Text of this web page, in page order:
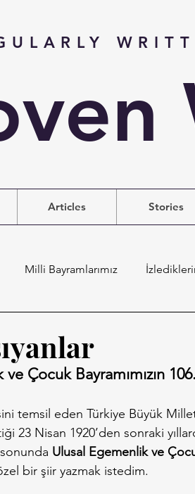
Articles Stories
Milli Bayramlarımız
Çocuk Bayramımızın
temsil eden Türkiye Büyük
23 Nisan 1920’den sonraki
Ulusal Egemenlik ve
bir şiir yazmak istedim.